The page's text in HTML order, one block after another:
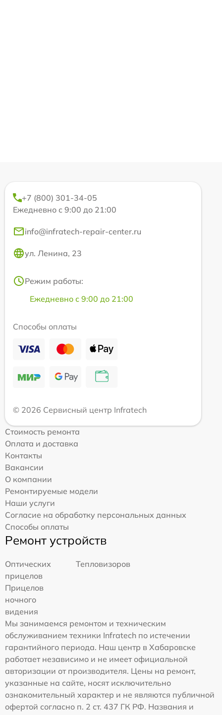
+7 (800) 301-34-05
Ежедневно с 9:00 до 21:00
info@infratech-repair-center.ru
ул. Ленина, 23
Режим работы:
Ежедневно с 9:00 до 21:00
Способы оплаты
© 2026 Сервисный центр Infratech
Стоимость ремонта
Оплата и доставка
Контакты
Вакансии
О компании
Ремонтируемые модели
Наши услуги
Согласие на обработку персональных данных
Способы оплаты
Ремонт устройств
Оптических
прицелов
Тепловизоров
Прицелов
ночного
видения
Мы занимаемся ремонтом и техническим
обслуживанием техники Infratech по истечении
гарантийного периода. Наш центр в Хабаровске
работает независимо и не имеет официальной
авторизации от производителя. Цены на ремонт,
указанные на сайте, носят исключительно
ознакомительный характер и не являются публичной
офертой согласно п. 2 ст. 437 ГК РФ. Названия и